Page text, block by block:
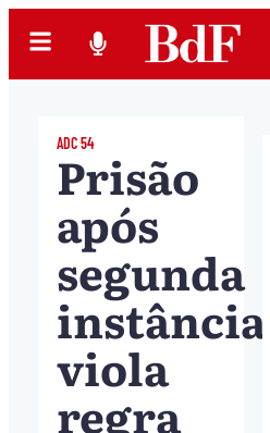
ADC 54
Prisão
após
segunda
instância
viola
regra